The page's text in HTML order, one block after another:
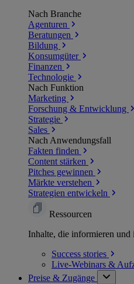
Nach Branche
Agenturen
Beratungen
Bildung
Konsumgüter
Finanzen
Technologie
Nach Funktion
Marketing
Forschung & Entwicklung
Strategie
Sales
Nach Anwendungsfall
Fakten finden
Content stärken
Pitches gewinnen
Märkte verstehen
Strategien entwickeln
Ressourcen
Inhalte, die informieren und
Success stories
Live-Webinars &
Preise & Zugänge